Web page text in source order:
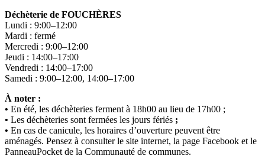
Déchèterie de FOUCHÈRES
Lundi : 9:00–12:00
Mardi : fermé
Mercredi : 9:00–12:00
Jeudi : 14:00–17:00
Vendredi : 14:00–17:00
Samedi : 9:00–12:00, 14:00–17:00
À noter :
• En été, les déchèteries ferment à 18h00 au lieu de 17h00 ;
• Les déchèteries sont fermées les jours fériés ;
• En cas de canicule, les horaires d’ouverture peuvent être
aménagés. Pensez à consulter le site internet, la page Facebook et le
PanneauPocket de la Communauté de communes.